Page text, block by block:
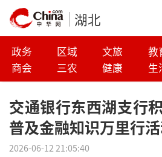
湖北
政务 区域 文旅 教
商会
三农 健康 生
交通银行东西湖支行
普及金融知识万里行
2026-06-12 21:05:40